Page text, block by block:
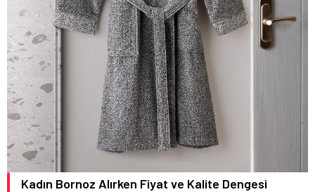
Kadın Bornoz Alırken Fiyat ve Kalite Dengesi